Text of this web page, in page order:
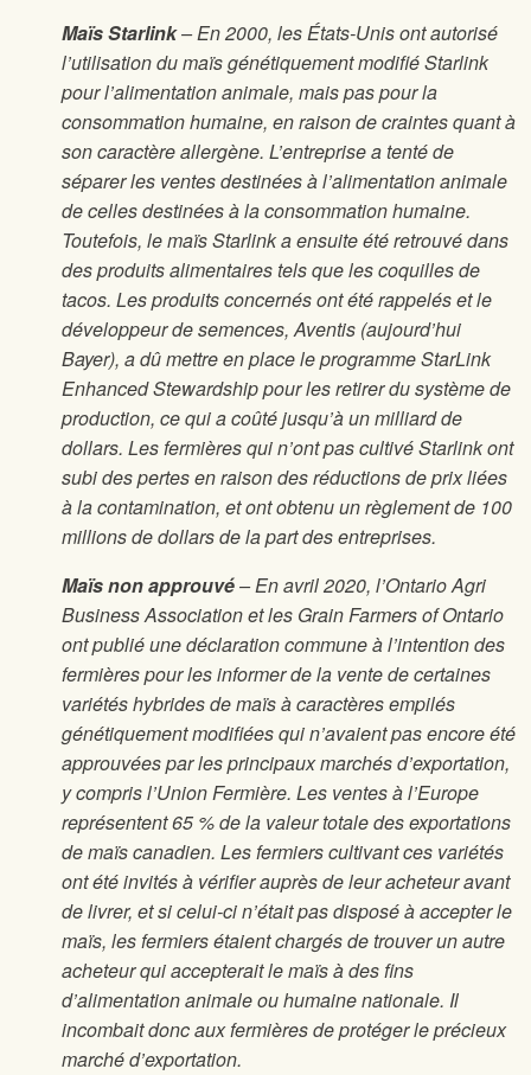
Maïs Starlink– En 2000, les États-Unis ont autorisé
l’utilisation du maïs génétiquement modifié Starlink
pour l’alimentation animale, mais pas pour la
consommation humaine, en raison de craintes quant à
son caractère allergène. L’entreprise a tenté de
séparer les ventes destinées à l’alimentation animale
de celles destinées à la consommation humaine.
Toutefois, le maïs Starlink a ensuite été retrouvé dans
des produits alimentaires tels que les coquilles de
tacos. Les produits concernés ont été rappelés et le
développeur de semences, Aventis (aujourd’hui
Bayer), a dû mettre en place le programme StarLink
Enhanced Stewardship pour les retirer du système de
production, ce qui a coûté jusqu’à un milliard de
dollars. Les fermières qui n’ont pas cultivé Starlink ont
subi des pertes en raison des réductions de prix liées
à la contamination, et ont obtenu un règlement de 100
millions de dollars de la part des entreprises.
Maïs non approuvé– En avril 2020, l’Ontario Agri
Business Association et les Grain Farmers of Ontario
ont publié une déclaration commune à l’intention des
fermières pour les informer de la vente de certaines
variétés hybrides de maïs à caractères empilés
génétiquement modifiées qui n’avaient pas encore été
approuvées par les principaux marchés d’exportation,
y compris l’Union Fermière. Les ventes à l’Europe
représentent 65 % de la valeur totale des exportations
de maïs canadien. Les fermiers cultivant ces variétés
ont été invités à vérifier auprès de leur acheteur avant
de livrer, et si celui-ci n’était pas disposé à accepter le
maïs, les fermiers étaient chargés de trouver un autre
acheteur qui accepterait le maïs à des fins
d’alimentation animale ou humaine nationale. Il
incombait donc aux fermières de protéger le précieux
marché d’exportation.